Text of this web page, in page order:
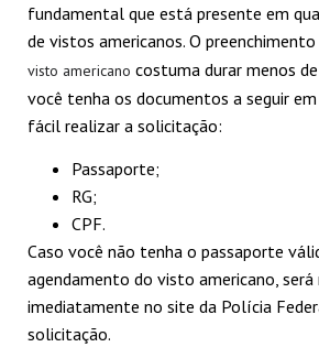
fundamental que está presente em
de vistos americanos. O preenchimento
visto americano costuma durar menos
você tenha os documentos a seguir
fácil realizar a solicitação:
Passaporte;
RG;
CPF.
Caso você não tenha o passaporte
agendamento do visto americano,
imediatamente no site da Polícia
solicitação.